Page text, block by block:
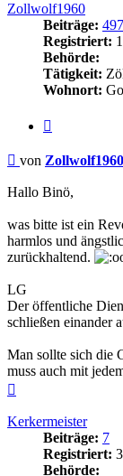
Zollwolf1960
Beiträge: 497
Registriert:
Behörde:
Tätigkeit:
Wohnort:
Beitrag
von Zollwolf1960
Hallo Binö,
was bitte ist ein
harmlos und
zurückhaltend.
LG
Der öffentliche
schließen einander
Man sollte sich die
muss auch mit
Kerkermeister
Beiträge: 7
Registriert:
Behörde: